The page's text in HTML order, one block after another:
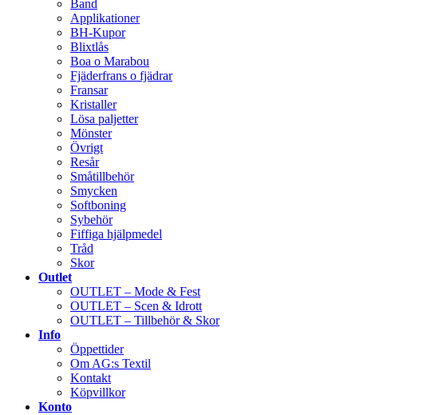
Band
Applikationer
BH-Kupor
Blixtlås
Boa o Marabou
Fjäderfrans o fjädrar
Fransar
Kristaller
Lösa paljetter
Mönster
Övrigt
Resår
Småtillbehör
Smycken
Softboning
Sybehör
Fiffiga hjälpmedel
Tråd
Skor
Outlet
OUTLET – Mode & Fest
OUTLET – Scen & Idrott
OUTLET – Tillbehör & Skor
Info
Öppettider
Om AG:s Textil
Kontakt
Köpvillkor
Konto